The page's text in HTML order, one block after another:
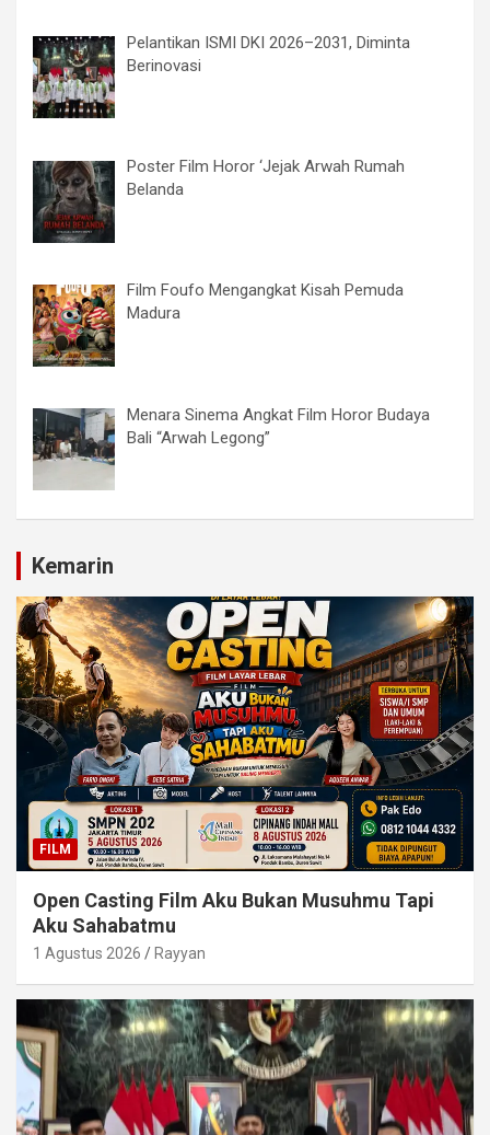
Pelantikan ISMI DKI 2026–2031, Diminta
Berinovasi
Poster Film Horor ‘Jejak Arwah Rumah
Belanda
Film Foufo Mengangkat Kisah Pemuda
Madura
Menara Sinema Angkat Film Horor Budaya
Bali “Arwah Legong”
Kemarin
FILM
Open Casting Film Aku Bukan Musuhmu Tapi
Aku Sahabatmu
1 Agustus 2026 Rayyan